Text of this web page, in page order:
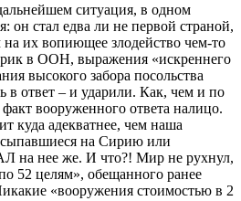
ситуация, в одном
он стал едва ли не первой страной,
их вопиющее злодейство чем-то
в ООН, выражения «искреннего
высокого забора посольства
ответ – и ударили. Как, чем и по
вооруженного ответа налицо.
куда адекватнее, чем наша
сыпавшиеся на Сирию или
на нее же. И что?! Мир не рухнул,
52 целям», обещанного ранее
«вооружения стоимостью в 2